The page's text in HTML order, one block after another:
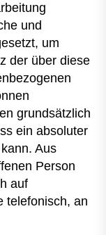
und
um
der über diese
grundsätzlich
ein absoluter
Aus
Person
auf
telefonisch, an